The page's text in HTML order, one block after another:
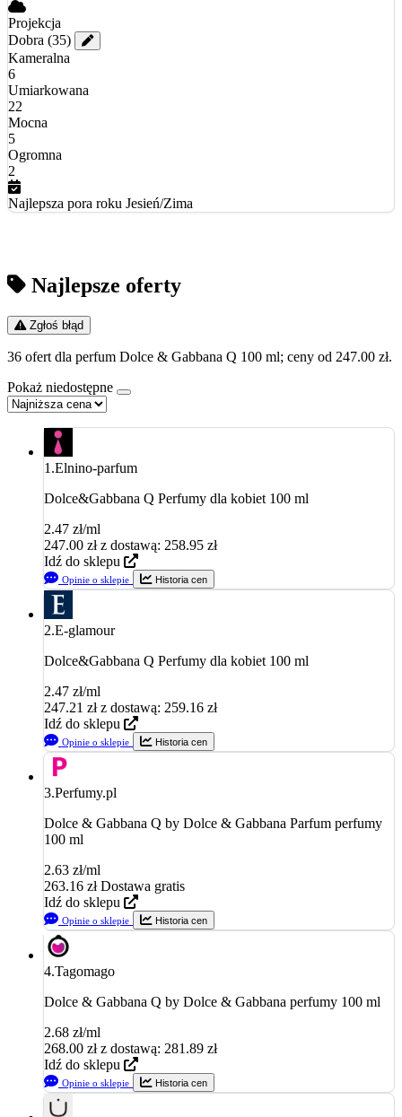
Projekcja
Dobra (35)
Kameralna
6
Umiarkowana
22
Mocna
5
Ogromna
2
Najlepsza pora roku Jesień/Zima
Najlepsze oferty
Zgłoś błąd
36 ofert dla perfum Dolce & Gabbana Q 100 ml; ceny od 247.00 zł.
Pokaż niedostępne
1.Elnino-parfum
Dolce&Gabbana Q Perfumy dla kobiet 100 ml
2.47 zł/ml
247.00 zł z dostawą: 258.95 zł
Idź do sklepu
Opinie o sklepie Historia cen
2.E-glamour
Dolce&Gabbana Q Perfumy dla kobiet 100 ml
2.47 zł/ml
247.21 zł z dostawą: 259.16 zł
Idź do sklepu
Opinie o sklepie Historia cen
3.Perfumy.pl
Dolce & Gabbana Q by Dolce & Gabbana Parfum perfumy
100 ml
2.63 zł/ml
263.16 zł Dostawa gratis
Idź do sklepu
Opinie o sklepie Historia cen
4.Tagomago
Dolce & Gabbana Q by Dolce & Gabbana perfumy 100 ml
2.68 zł/ml
268.00 zł z dostawą: 281.89 zł
Idź do sklepu
Opinie o sklepie Historia cen